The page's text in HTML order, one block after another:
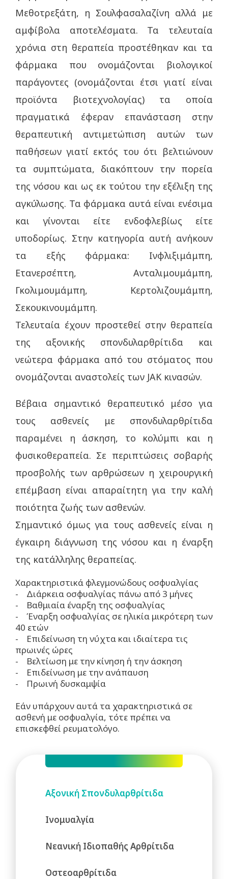
Μεθοτρεξάτη, η Σουλφασαλαζίνη αλλά με
αμφίβολα αποτελέσματα. Τα τελευταία
χρόνια στη θεραπεία προστέθηκαν και τα
φάρμακα που ονομάζονται βιολογικοί
παράγοντες (ονομάζονται έτσι γιατί είναι
προϊόντα βιοτεχνολογίας) τα οποία
πραγματικά έφεραν επανάσταση στην
θεραπευτική αντιμετώπιση αυτών των
παθήσεων γιατί εκτός του ότι βελτιώνουν
τα συμπτώματα, διακόπτουν την πορεία
της νόσου και ως εκ τούτου την εξέλιξη της
αγκύλωσης. Τα φάρμακα αυτά είναι ενέσιμα
και γίνονται είτε ενδοφλεβίως είτε
υποδορίως. Στην κατηγορία αυτή ανήκουν
τα εξής φάρμακα: Ινφλιξιμάμπη,
Ετανερσέπτη, Ανταλιμουμάμπη,
Γκολιμουμάμπη, Κερτολιζουμάμπη,
Σεκουκινουμάμπη.
Τελευταία έχουν προστεθεί στην θεραπεία
της αξονικής σπονδυλαρθρίτιδα και
νεώτερα φάρμακα από του στόματος που
ονομάζονται αναστολείς των JAK κινασών.
Βέβαια σημαντικό θεραπευτικό μέσο για
τους ασθενείς με σπονδυλαρθρίτιδα
παραμένει η άσκηση, το κολύμπι και η
φυσικοθεραπεία. Σε περιπτώσεις σοβαρής
προσβολής των αρθρώσεων η χειρουργική
επέμβαση είναι απαραίτητη για την καλή
ποιότητα ζωής των ασθενών.
Σημαντικό όμως για τους ασθενείς είναι η
έγκαιρη διάγνωση της νόσου και η έναρξη
της κατάλληλης θεραπείας.
Χαρακτηριστικά φλεγμονώδους οσφυαλγίας
- Διάρκεια οσφυαλγίας πάνω από 3 μήνες
- Βαθμιαία έναρξη της οσφυαλγίας
- Έναρξη οσφυαλγίας σε ηλικία μικρότερη των
40 ετών
- Επιδείνωση τη νύχτα και ιδιαίτερα τις
πρωινές ώρες
- Βελτίωση με την κίνηση ή την άσκηση
- Επιδείνωση με την ανάπαυση
- Πρωινή δυσκαμψία
Εάν υπάρχουν αυτά τα χαρακτηριστικά σε
ασθενή με οσφυαλγία, τότε πρέπει να
επισκεφθεί ρευματολόγο.
Αξονική Σπονδυλαρθρίτιδα
Ινομυαλγία
Νεανική Ιδιοπαθής Αρθρίτιδα
Οστεοαρθρίτιδα